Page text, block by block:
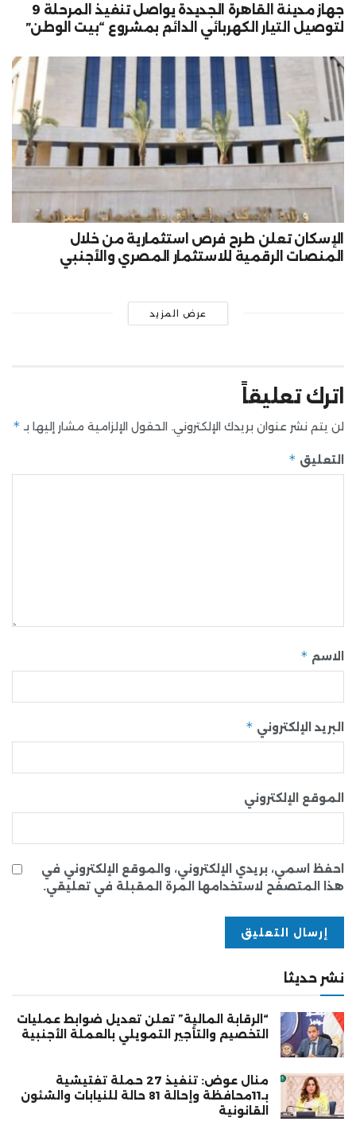
جهاز مدينة القاهرة الجديدة يواصل تنفيذ المرحلة 9
لتوصيل التيار الكهربائي الدائم بمشروع “بيت الوطن”
الإسكان تعلن طرح فرص استثمارية من خلال
المنصات الرقمية للاستثمار المصري والأجنبي
عرض المزيد
اترك تعليقاً
لن يتم نشر عنوان بريدك الإلكتروني. الحقول الإلزامية مشار إليها بـ *
التعليق *
الاسم *
البريد الإلكتروني *
الموقع الإلكتروني
احفظ اسمي، بريدي الإلكتروني، والموقع الإلكتروني في
هذا المتصفح لاستخدامها المرة المقبلة في تعليقي.
نشر حديثا
“الرقابة المالية” تعلن تعديل ضوابط عمليات
التخصيم والتأجير التمويلي بالعملة الأجنبية
منال عوض: تنفيذ 27 حملة تفتيشية
بـ11محافظة وإحالة 81 حالة للنيابات والشئون
القانونية